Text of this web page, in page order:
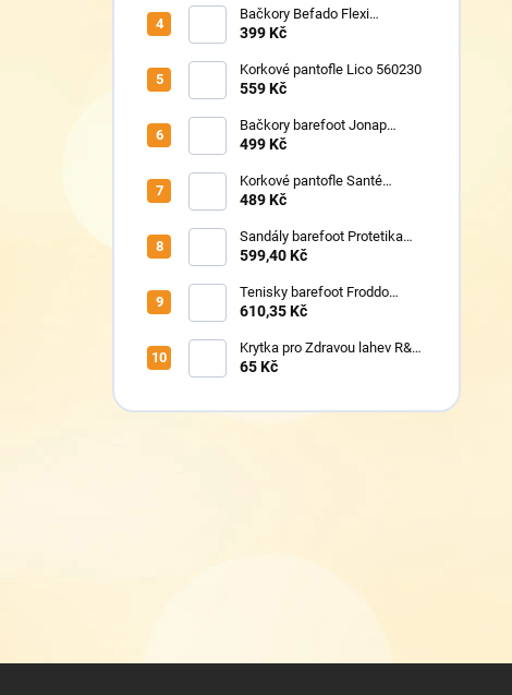
Bačkory Befado Flexi
627P023
399 Kč
Korkové pantofle Lico 560230
559 Kč
Bačkory barefoot Jonap
Home New Police
499 Kč
Korkové pantofle Santé
VN/326 černá
489 Kč
Sandály barefoot Protetika
TAFI pink uni
599,40 Kč
Tenisky barefoot Froddo
G1700440-5 Blue Electric
610,35 Kč
Krytka pro Zdravou lahev R&B
Floppy
65 Kč